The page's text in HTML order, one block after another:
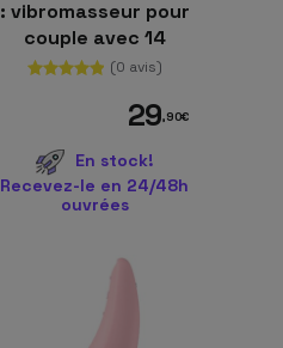
: vibromasseur pour
couple avec 14
programmes et
(0 avis)
29,90€
En stock!
Recevez-le en 24/48h
ouvrées